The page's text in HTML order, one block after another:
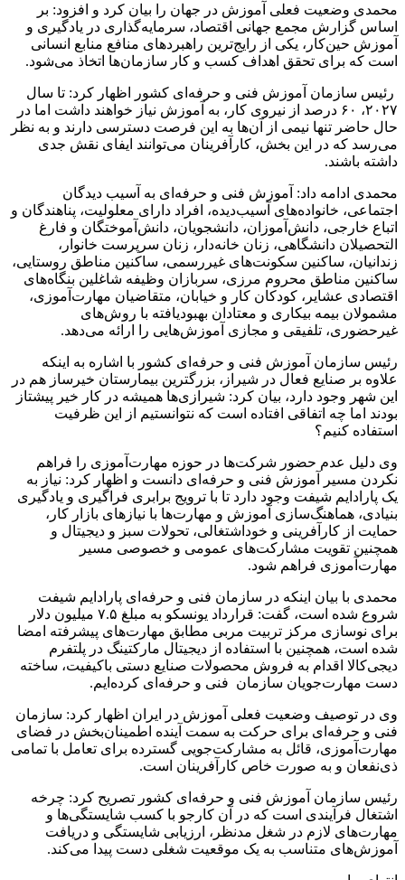
محمدی وضعیت فعلی آموزش در جهان را بیان کرد و افزود: بر
اساس گزارش مجمع جهانی اقتصاد، سرمایه‌گذاری در یادگیری و
آموزش حین‌کار، یکی از رایج‌ترین راهبردهای منافع منابع انسانی
است که برای تحقق اهداف کسب و کار سازمان‌ها اتخاذ می‌شود.
رئیس سازمان آموزش فنی و حرفه‌ای کشور اظهار کرد: تا سال
۲۰۲۷، ۶۰ درصد از نیروی کار، به آموزش نیاز خواهند داشت اما در
حال حاضر تنها نیمی از آن‌ها به این فرصت دسترسی دارند و به نظر
می‌رسد که در این بخش، کارآفرینان می‌توانند ایفای نقش جدی
داشته باشند.
محمدی ادامه داد: آموزش فنی و حرفه‌ای به آسیب دیدگان
اجتماعی، خانواده‌های آسیب‌دیده، افراد دارای معلولیت، پناهندگان و
اتباع خارجی، دانش‌آموزان، دانشجویان، دانش‌آموختگان و فارغ
التحصیلان دانشگاهی، زنان خانه‌دار، زنان سرپرست خانوار،
زندانیان، ساکنین سکونت‌های غیررسمی، ساکنین مناطق روستایی،
ساکنین مناطق محروم مرزی، سربازان وظیفه شاغلین بنگاه‌های
اقتصادی عشایر، کودکان کار و خیابان، متقاضیان مهارت‌آموزی،
مشمولان بیمه بیکاری و معتادان بهبودیافته با روش‌های
غیرحضوری، تلفیقی و مجازی آموزش‌هایی را ارائه می‌دهد.
رئیس سازمان آموزش فنی و حرفه‌ای کشور با اشاره به اینکه
علاوه بر صنایع فعال در شیراز، بزرگترین بیمارستان خیرساز هم در
این شهر وجود دارد، بیان کرد: شیرازی‌ها همیشه در کار خیر پیشتاز
بودند اما چه اتفاقی افتاده است که نتوانستیم از این ظرفیت
استفاده کنیم؟
وی دلیل عدم حضور شرکت‌ها در حوزه مهارت‌آموزی را فراهم
نکردن مسیر آموزش فنی و حرفه‌ای دانست و اظهار کرد: نیاز به
یک پارادایم شیفت وجود دارد تا با ترویج برابری فراگیری و یادگیری
بنیادی، هماهنگ‌سازی آموزش و مهارت‌ها با نیازهای بازار کار،
حمایت از کارآفرینی و خوداشتغالی، تحولات سبز و دیجیتال و
همچنین تقویت مشارکت‌های عمومی و خصوصی مسیر
مهارت‌آموزی فراهم شود.
محمدی با بیان اینکه در سازمان فنی و حرفه‌ای پارادایم شیفت
شروع شده است، گفت: قرارداد یونسکو به مبلغ ۷.۵ میلیون دلار
برای نوسازی مرکز تربیت مربی مطابق مهارت‌های پیشرفته امضا
شده است، همچنین با استفاده از دیجیتال مارکتینگ در پلتفرم
دیجی‌کالا اقدام به فروش محصولات صنایع دستی باکیفیت، ساخته
دست مهارت‌جویان سازمان فنی و حرفه‌ای کرده‌ایم.
وی در توصیف وضعیت فعلی آموزش در ایران اظهار کرد: سازمان
فنی و حرفه‌ای برای حرکت به سمت آینده اطمینان‌بخش در فضای
مهارت‌آموزی، قائل به مشارکت‌جویی گسترده برای تعامل با تمامی
ذی‌نفعان و به صورت خاص کارآفرینان است.
رئیس سازمان آموزش فنی و حرفه‌ای کشور تصریح کرد: چرخه
اشتغال فرآیندی است که در آن کارجو با کسب شایستگی‌ها و
مهارت‌های لازم در شغل مدنظر، ارزیابی شایستگی و دریافت
آموزش‌های متناسب به یک موقعیت شغلی دست پیدا می‌کند.